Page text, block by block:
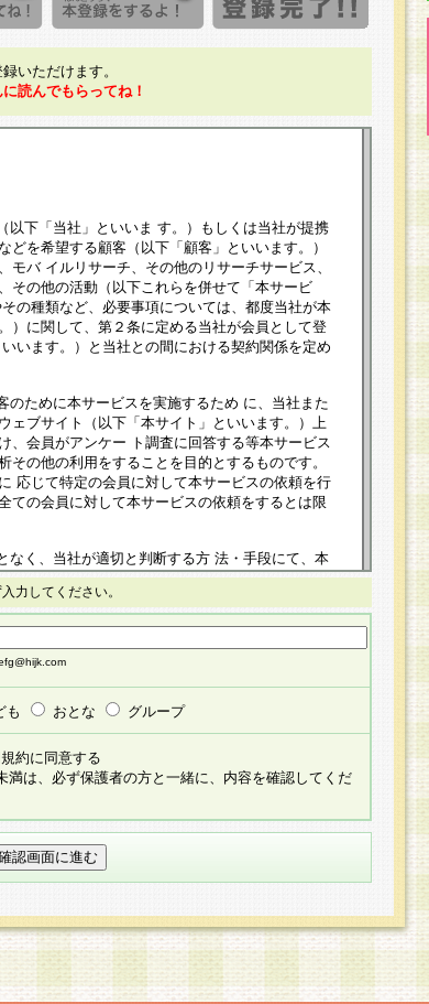
いただけます。
読んでもらってね！
以下「当社」といいま す。）もしくは当社が提携
を希望する顧客（以下「顧客」といいます。）
モバ イルリサーチ、その他のリサーチサービス、
その他の活動（以下これらを併せて「本サービ
の種類など、必要事項については、都度当社が本
）に関して、第２条に定める当社が会員として登
います。）と当社との間における契約関係を定め
のために本サービスを実施するため に、当社また
ェブサイト（以下「本サイト」といいます。）上
、会員がアンケー ト調査に回答する等本サービス
その他の利用をすることを目的とするものです。
応じて特定の会員に対して本サービスの依頼を行
ての会員に対して本サービスの依頼をするとは限
なく、当社が適切と判断する方 法・手段にて、本
ことができるものとします。改定後の本規約等
たときに、その 他の諸規定については、会員に対
掲示したときのいずれか早い時期をもってその効
会員登録希望者の自由な意思で提 供いただいたも
希望者が自らの個人情報の提供を希望されない場
いたしません が、提供されないことによって、当
だけない場合がありますことを予めご了承くださ
る個人情報の開示・訂正・追加・ 利用停止等を求
が当社にて確認できた場合に限り、法令に準拠し
社所定の登録手続きを全て完了し、当社が承認した
力してください。
も おとな グループ
約に同意する
満は、必ず保護者の方と一緒に、内容を確認してくだ